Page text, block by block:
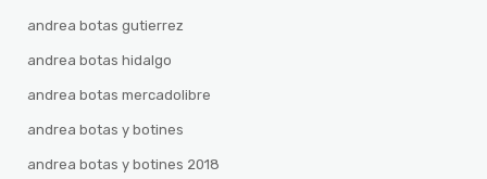
andrea botas gutierrez
andrea botas hidalgo
andrea botas mercadolibre
andrea botas y botines
andrea botas y botines 2018